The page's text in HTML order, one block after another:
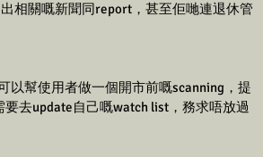
相關嘅新聞同report，甚至佢哋連退休管
幫使用者做一個開市前嘅scanning，提
去update自己嘅watch list，務求唔放過